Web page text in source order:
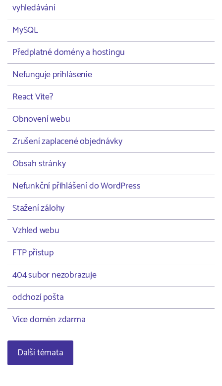
vyhledávání
MySQL
Předplatné domény a hostingu
Nefunguje prihlásenie
React Vite?
Obnovení webu
Zrušení zaplacené objednávky
Obsah stránky
Nefunkční přihlášení do WordPress
Stažení zálohy
Vzhled webu
FTP přístup
404 subor nezobrazuje
odchozí pošta
Více domén zdarma
Další témata